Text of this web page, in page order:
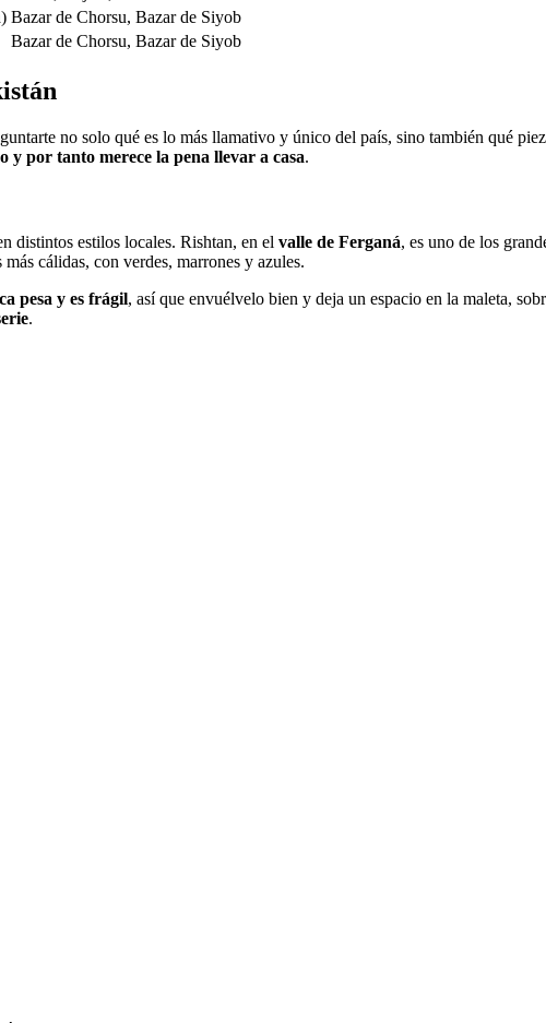
Bazar de Chorsu, Bazar de Siyob
Bazar de Chorsu, Bazar de Siyob
no solo qué es lo más llamativo y único del país, sino también qué
por tanto merece la pena llevar a casa.
distintos estilos locales. Rishtan, en el valle de Ferganá, es uno de los
cálidas, con verdes, marrones y azules.
pesa y es frágil, así que envuélvelo bien y deja un espacio en la maleta,
.